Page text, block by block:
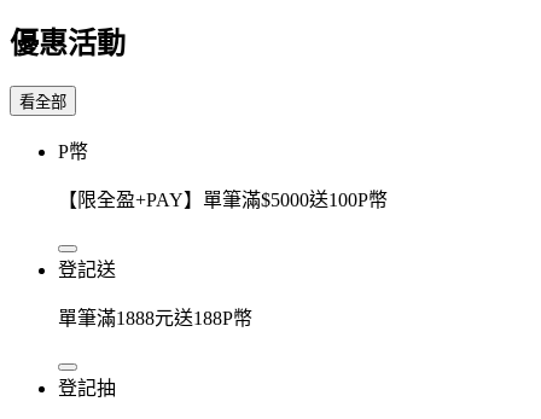
優惠活動
看全部
P幣
【限全盈+PAY】單筆滿$5000送100P幣
登記送
單筆滿1888元送188P幣
登記抽